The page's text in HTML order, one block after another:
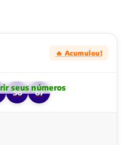
🔥 Acumulou!
56 67